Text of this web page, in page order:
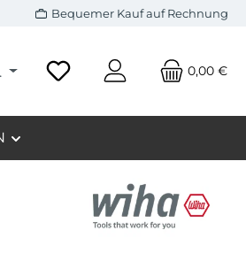
Bequemer Kauf auf Rechnung
0,00 €